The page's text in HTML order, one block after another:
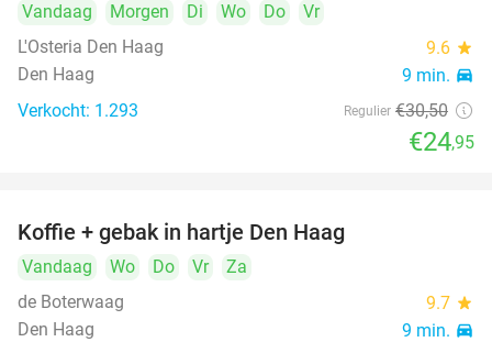
Vandaag Morgen Di Wo Do
Vr
L'Osteria Den Haag
9.6 star
Den Haag 9 min. directions_car
Verkocht: 1.293 Regulier €30,50
€24,95
Koffie + gebak in hartje Den Haag
Vandaag Wo Do Vr
Za
de Boterwaag
9.7 star
Den Haag 9 min. directions_car